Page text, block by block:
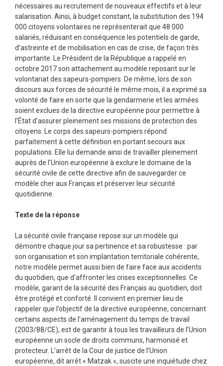
nécessaires au recrutement de nouveaux effectifs et à leur
salarisation. Ainsi, à budget constant, la substitution des 194
000 citoyens volontaires ne représenterait que 48 000
salariés, réduisant en conséquence les potentiels de garde,
d’astreinte et de mobilisation en cas de crise, de façon très
importante. Le Président de la République a rappelé en
octobre 2017 son attachement au modèle reposant sur le
volontariat des sapeurs-pompiers. De même, lors de son
discours aux forces de sécurité le même mois, il a exprimé sa
volonté de faire en sorte que la gendarmerie et les armées
soient exclues de la directive européenne pour permettre à
l’État d’assurer pleinement ses missions de protection des
citoyens. Le corps des sapeurs-pompiers répond
parfaitement à cette définition en portant secours aux
populations. Elle lui demande ainsi de travailler pleinement
auprès de l’Union européenne à exclure le domaine de la
sécurité civile de cette directive afin de sauvegarder ce
modèle cher aux Français et préserver leur sécurité
quotidienne.
Texte de la réponse
La sécurité civile française repose sur un modèle qui
démontre chaque jour sa pertinence et sa robustesse : par
son organisation et son implantation territoriale cohérente,
notre modèle permet aussi bien de faire face aux accidents
du quotidien, que d’affronter les crises exceptionnelles. Ce
modèle, garant de la sécurité des Français au quotidien, doit
être protégé et conforté. Il convient en premier lieu de
rappeler que l’objectif de la directive européenne, concernant
certains aspects de l’aménagement du temps de travail
(2003/88/CE), est de garantir à tous les travailleurs de l’Union
européenne un socle de droits communs, harmonisé et
protecteur. L’arrêt de la Cour de justice de l’Union
européenne, dit arrêt « Matzak », suscite une inquiétude chez